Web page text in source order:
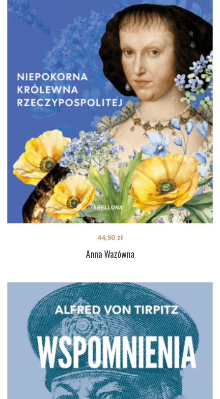
Anna Wazówna
44,90 zł